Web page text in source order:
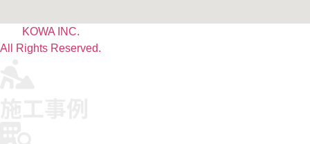
KOWA INC.
All Rights Reserved.